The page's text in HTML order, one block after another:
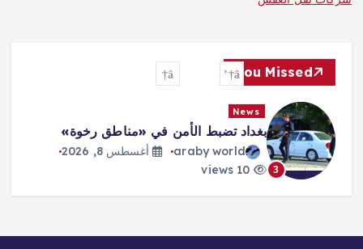
You Missed
3
News
بغداد تضبط الأمن في «مناطق رخوة»
araby world
أغسطس 8, 2026